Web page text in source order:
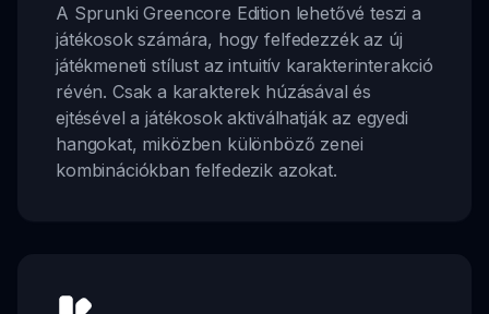
A Sprunki Greencore Edition lehetővé teszi a
játékosok számára, hogy felfedezzék az új
játékmeneti stílust az intuitív karakterinterakció
révén. Csak a karakterek húzásával és
ejtésével a játékosok aktiválhatják az egyedi
hangokat, miközben különböző zenei
kombinációkban felfedezik azokat.